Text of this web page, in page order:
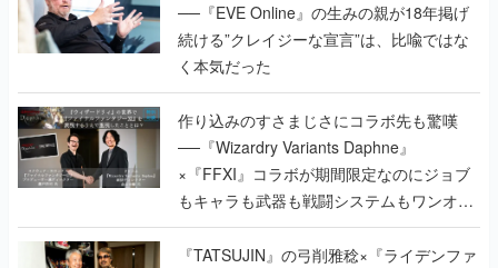
──『EVE Online』の生みの親が18年掲げ
続ける”クレイジーな宣言”は、比喩ではな
く本気だった
作り込みのすさまじさにコラボ先も驚嘆
──『Wizardry Variants Daphne』
×『FFXI』コラボが期間限定なのにジョブ
もキャラも武器も戦闘システムもワンオフ
で作り込まれた理由を両ディレクターに聞
く
『TATSUJIN』の弓削雅稔×『ライデンファ